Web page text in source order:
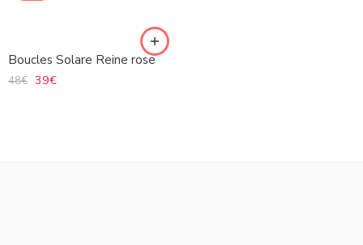
Boucles Solare Reine rose
48€ 39€